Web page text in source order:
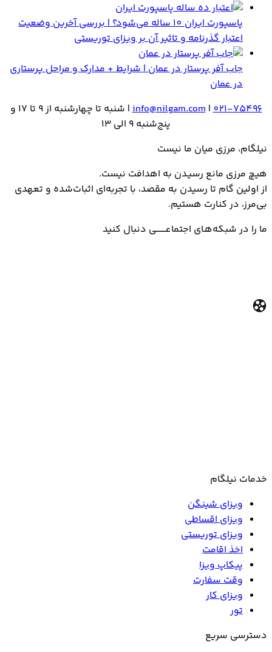
پاسپورت ایران 10 ساله می‌شود؟ | بررسی آخرین وضعیت
اعتبار گذرنامه و تاثیر آن بر ویزای توریستی
جاب آفر پرستار در عمان | شرایط + مدارک و مراحل پرستاری
در عمان
021-75496
|
info@nilgam.com
| شنبه تا چهارشنبه از 9 تا 17 و
پنج‌شنبه 9 الی 13
نیلگام، مرزی میان ما نیست
هیـچ مرزی مانع رسیـدن به اهدافت نیست.
از اولین گام تا رسیدن به مقصد، با تجربه‌ای اثبات‌شده و تعهدی
بی‌مرز، در کنارت هستیم.
ما را در شبکه‌هـای اجتماعــــــــی دنبال کنید
خدمات نیلگام
ویزای شینگن
ویزای اقساطی
ویزای توریستی
اخذ اقامت
پیکاپ ویزا
وقت سفارت
ویزای کار
تور
دسترسی سریع